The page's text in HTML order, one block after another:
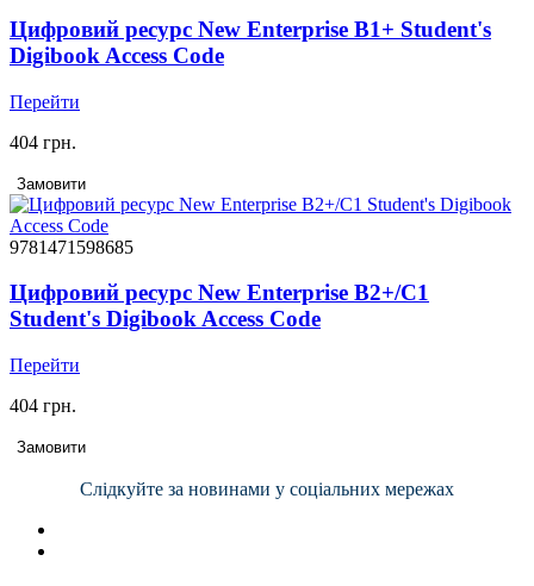
Цифровий ресурс New Enterprise B1+ Student's
Digibook Access Code
Перейти
404 грн.
Замовити
9781471598685
Цифровий ресурс New Enterprise B2+/C1
Student's Digibook Access Code
Перейти
404 грн.
Замовити
Слідкуйте за новинами у соціальних мережах